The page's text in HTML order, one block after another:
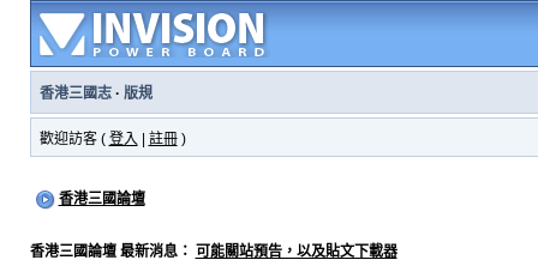
香港三國志· 版規
歡迎訪客 ( 登入 註冊)
香港三國論壇
香港三國論壇 最新消息： 可能關站預告，以及貼文下載器